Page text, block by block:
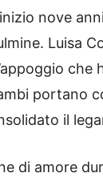
nove
Luisa
che
portano
il
di amore